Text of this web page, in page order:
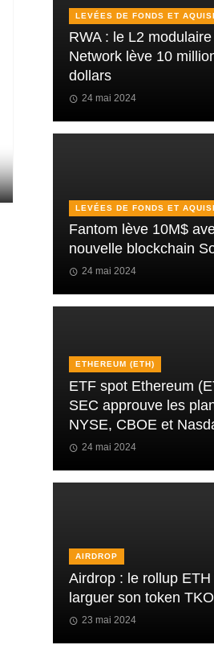
LEVÉES DE FONDS ET
RWA : le L2
Network lève 10
dollars
24 mai 2024
LEVÉES DE FONDS ET
Fantom lève 10M$
nouvelle blockchain
24 mai 2024
ETHEREUM (ETH)
ETF spot Ethereum
SEC approuve les
NYSE, CBOE et
24 mai 2024
AIRDROP
Airdrop : le rollup ETH
larguer son token TKO
23 mai 2024